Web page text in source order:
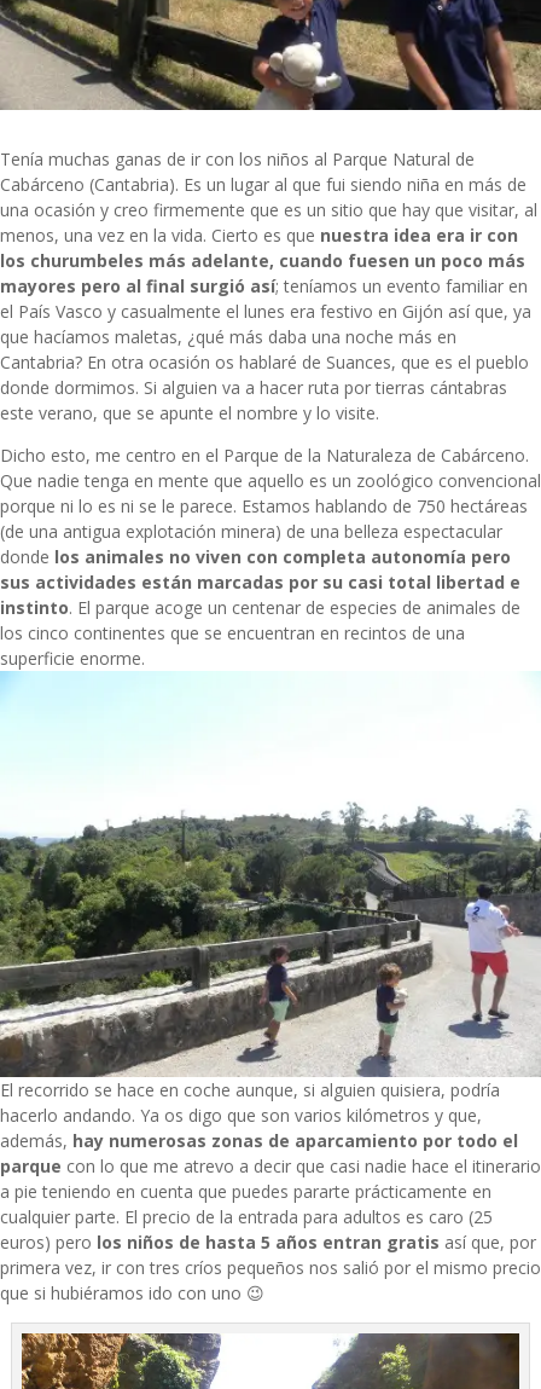
Tenía muchas ganas de ir con los niños al Parque Natural de
Cabárceno (Cantabria). Es un lugar al que fui siendo niña en más de
una ocasión y creo firmemente que es un sitio que hay que visitar, al
menos, una vez en la vida. Cierto es que nuestra idea era ir con
los churumbeles más adelante, cuando fuesen un poco más
mayores pero al final surgió así; teníamos un evento familiar en
el País Vasco y casualmente el lunes era festivo en Gijón así que, ya
que hacíamos maletas, ¿qué más daba una noche más en
Cantabria? En otra ocasión os hablaré de Suances, que es el pueblo
donde dormimos. Si alguien va a hacer ruta por tierras cántabras
este verano, que se apunte el nombre y lo visite.
Dicho esto, me centro en el Parque de la Naturaleza de Cabárceno.
Que nadie tenga en mente que aquello es un zoológico convencional
porque ni lo es ni se le parece. Estamos hablando de 750 hectáreas
(de una antigua explotación minera) de una belleza espectacular
donde los animales no viven con completa autonomía pero
sus actividades están marcadas por su casi total libertad e
instinto. El parque acoge un centenar de especies de animales de
los cinco continentes que se encuentran en recintos de una
superficie enorme.
El recorrido se hace en coche aunque, si alguien quisiera, podría
hacerlo andando. Ya os digo que son varios kilómetros y que,
además, hay numerosas zonas de aparcamiento por todo el
parque con lo que me atrevo a decir que casi nadie hace el itinerario
a pie teniendo en cuenta que puedes pararte prácticamente en
cualquier parte. El precio de la entrada para adultos es caro (25
euros) pero los niños de hasta 5 años entran gratis así que, por
primera vez, ir con tres críos pequeños nos salió por el mismo precio
que si hubiéramos ido con uno 😉